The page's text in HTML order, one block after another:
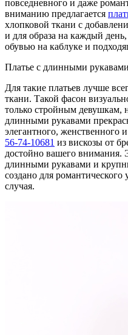
повседневного и даже
вниманию предлагается
хлопковой ткани с
и для образа на каждый
обувью на каблуке и
Платье с длинными
Для такие платьев лучше
ткани. Такой фасон
только стройным девушкам,
длинными рукавами
элегантного, женственного
56-74-10681 из вискозы от
достойно вашего внимания.
длинными рукавами и
создано для
случая.